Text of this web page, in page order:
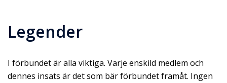
Legender
I förbundet är alla viktiga. Varje enskild medlem och
dennes insats är det som bär förbundet framåt. Ingen